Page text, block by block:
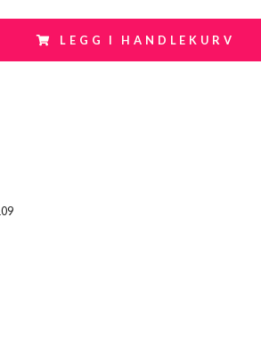
LEGG I HANDLEKURV